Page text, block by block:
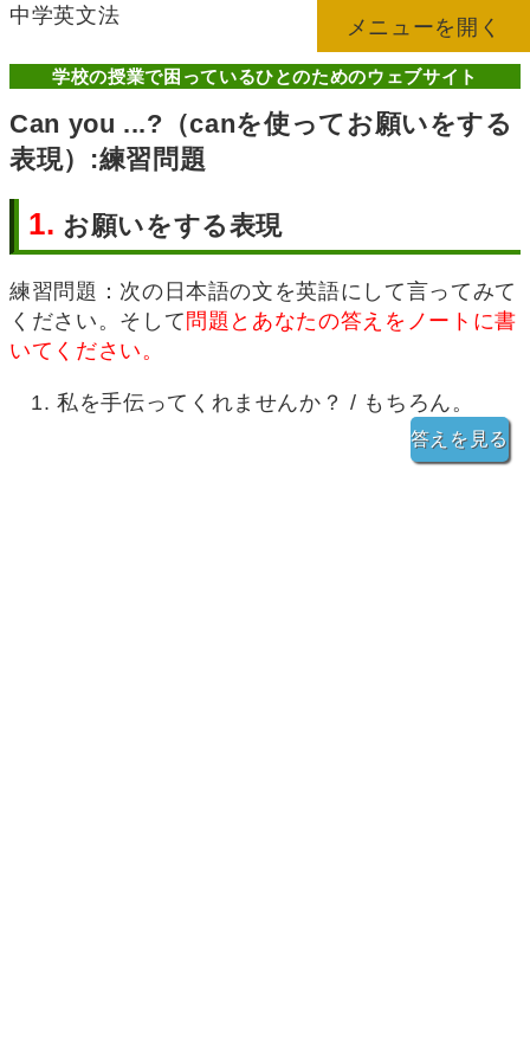
メニューを開く
中学英文法
学校の授業で困っているひとのためのウェブサイト
Can you ...?（canを使ってお願いをする
表現）:練習問題
1. お願いをする表現
練習問題：次の日本語の文を英語にして言ってみて
ください。そして問題とあなたの答えをノートに書
いてください。
私を手伝ってくれませんか？ / もちろん。
答えを見る